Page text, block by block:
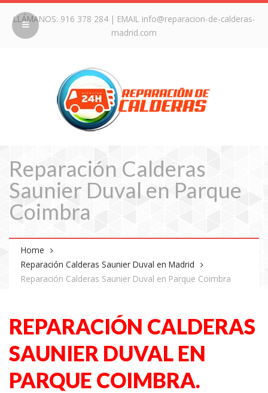
LLÁMANOS: 916 378 284| EMAIL info@reparacion-de-calderas-
madrid.com
Reparación Calderas
Saunier Duval en Parque
Coimbra
Home
Reparación Calderas Saunier Duval en Madrid
Reparación Calderas Saunier Duval en Parque Coimbra
REPARACIÓN CALDERAS
SAUNIER DUVAL EN
PARQUE COIMBRA.